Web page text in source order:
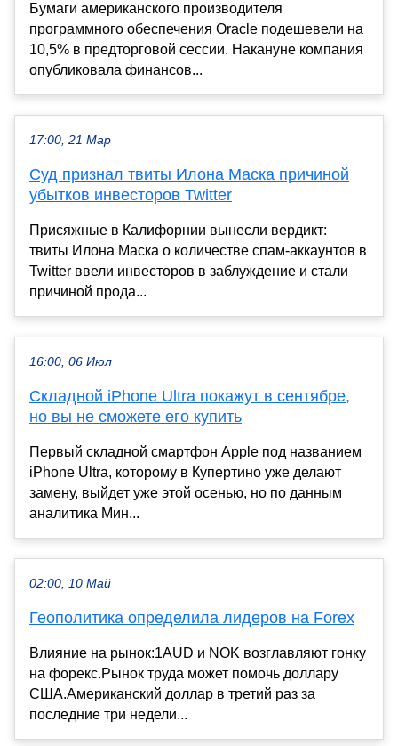
Бумаги американского производителя
программного обеспечения Oracle подешевели на
10,5% в предторговой сессии. Накануне компания
опубликовала финансов...
17:00, 21 Мар
Суд признал твиты Илона Маска причиной
убытков инвесторов Twitter
Присяжные в Калифорнии вынесли вердикт:
твиты Илона Маска о количестве спам-аккаунтов в
Twitter ввели инвесторов в заблуждение и стали
причиной прода...
16:00, 06 Июл
Складной iPhone Ultra покажут в сентябре,
но вы не сможете его купить
Первый складной смартфон Apple под названием
iPhone Ultra, которому в Купертино уже делают
замену, выйдет уже этой осенью, но по данным
аналитика Мин...
02:00, 10 Май
Геополитика определила лидеров на Forex
Влияние на рынок:1AUD и NOK возглавляют гонку
на форекс.Рынок труда может помочь доллару
США.Американский доллар в третий раз за
последние три недели...